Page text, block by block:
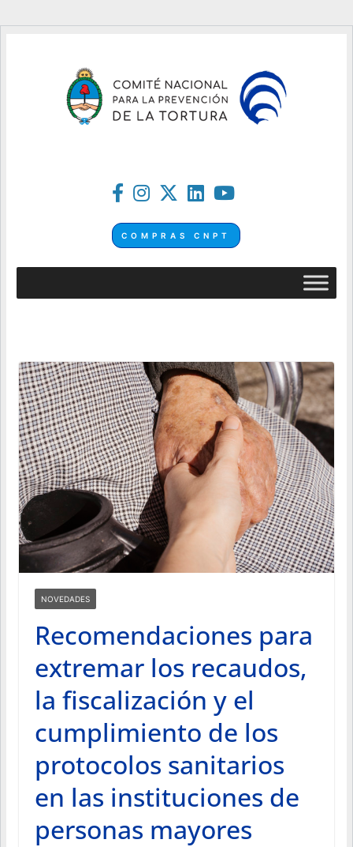
COMPRAS CNPT
NOVEDADES
Recomendaciones para
extremar los recaudos,
la fiscalización y el
cumplimiento de los
protocolos sanitarios
en las instituciones de
personas mayores